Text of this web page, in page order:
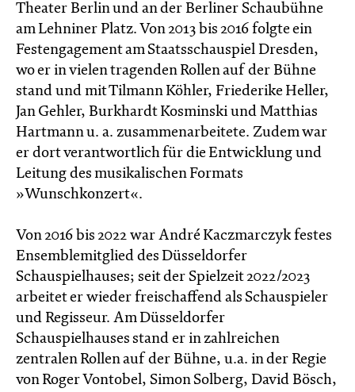
Theater Berlin und an der Berliner Schaubühne
am Lehniner Platz. Von 2013 bis 2016 folgte ein
Festengagement am Staatsschauspiel Dresden,
wo er in vielen tragenden Rollen auf der Bühne
stand und mit Tilmann Köhler, Friederike Heller,
Jan Gehler, Burkhardt Kosminski und Matthias
Hartmann u. a. zusammenarbeitete. Zudem war
er dort verantwortlich für die Entwicklung und
Leitung des musikalischen Formats
»Wunschkonzert«.
Von 2016 bis 2022 war André Kaczmarczyk festes
Ensemblemitglied des Düsseldorfer
Schauspielhauses; seit der Spielzeit 2022/2023
arbeitet er wieder freischaffend als Schauspieler
und Regisseur. Am Düsseldorfer
Schauspielhauses stand er in zahlreichen
zentralen Rollen auf der Bühne, u.a. in der Regie
von Roger Vontobel, Simon Solberg, David Bösch,